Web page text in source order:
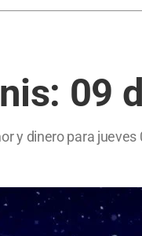
09
y dinero para jueves